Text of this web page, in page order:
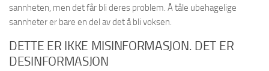
sannheten, men det får bli deres problem. Å tåle ubehagelige
sannheter er bare en del av det å bli voksen.
DETTE ER IKKE MISINFORMASJON. DET ER
DESINFORMASJON